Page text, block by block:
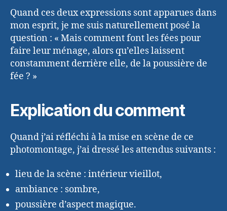
Quand ces deux expressions sont apparues dans
mon esprit, je me suis naturellement posé la
question : « Mais comment font les fées pour
faire leur ménage, alors qu’elles laissent
constamment derrière elle, de la poussière de
fée ? »
Explication du comment
Quand j’ai réfléchi à la mise en scène de ce
photomontage, j’ai dressé les attendus suivants :
lieu de la scène : intérieur vieillot,
ambiance : sombre,
poussière d’aspect magique.